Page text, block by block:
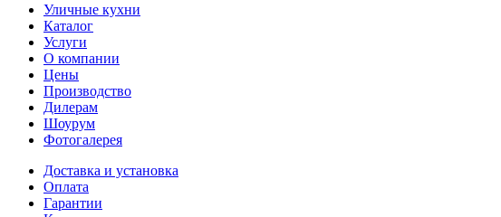
Уличные кухни
Каталог
Услуги
О компании
Цены
Производство
Дилерам
Шоурум
Фотогалерея
Доставка и установка
Оплата
Гарантии